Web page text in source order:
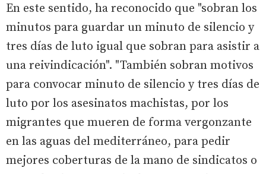
En este sentido, ha reconocido que "sobran los
minutos para guardar un minuto de silencio y
tres días de luto igual que sobran para asistir a
una reivindicación". "También sobran motivos
para convocar minuto de silencio y tres días de
luto por los asesinatos machistas, por los
migrantes que mueren de forma vergonzante
en las aguas del mediterráneo, para pedir
mejores coberturas de la mano de sindicatos o